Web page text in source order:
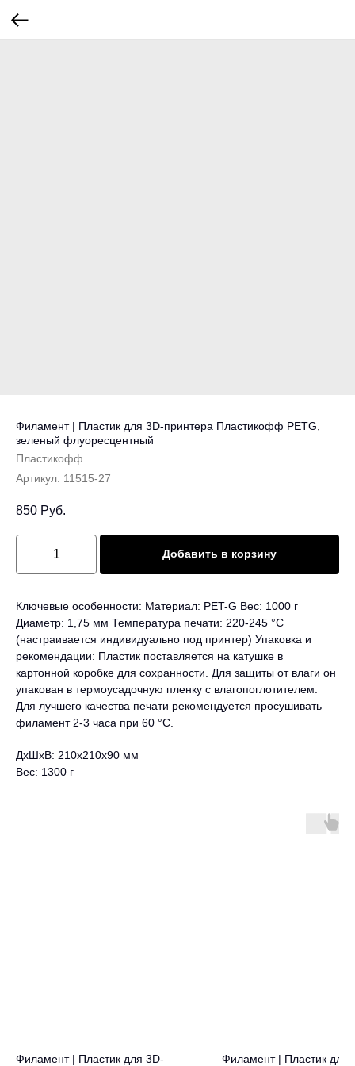
Филамент | Пластик для 3D-принтера Пластикофф PETG,
зеленый флуоресцентный
Пластикофф
Артикул: 11515-27
850 Руб.
Добавить в корзину
Ключевые особенности: Материал: PET-G Вес: 1000 г
Диаметр: 1,75 мм Температура печати: 220-245 °C
(настраивается индивидуально под принтер) Упаковка и
рекомендации: Пластик поставляется на катушке в
картонной коробке для сохранности. Для защиты от влаги он
упакован в термоусадочную пленку с влагопоглотителем.
Для лучшего качества печати рекомендуется просушивать
филамент 2-3 часа при 60 °C.
ДxШxВ: 210x210x90 мм
Вес: 1300 г
Филамент | Пластик для 3D- Филамент | Пластик для